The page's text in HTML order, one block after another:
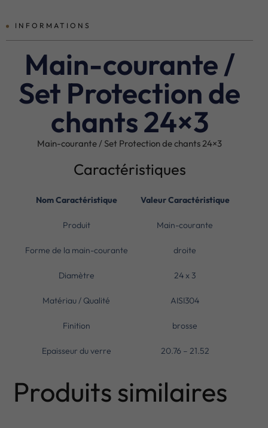
INFORMATIONS
Main-courante /
Set Protection de
chants 24×3
Main-courante / Set Protection de chants 24×3
Caractéristiques
Nom Caractéristique Valeur Caractéristique
Produit Main-courante
Forme de la main-courante droite
Diamètre 24 x 3
Matériau / Qualité AISI304
Finition brosse
Epaisseur du verre 20.76 – 21.52
Produits similaires